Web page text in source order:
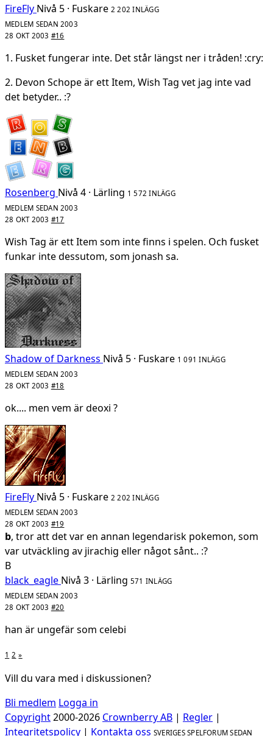
FireFly Nivå 5 · Fuskare 2 202 INLÄGG
MEDLEM SEDAN 2003
28 OKT 2003 #16
1. Fusket fungerar inte. Det står längst ner i tråden! :cry:
2. Devon Schope är ett Item, Wish Tag vet jag inte vad
det betyder.. :?
Rosenberg Nivå 4 · Lärling 1 572 INLÄGG
MEDLEM SEDAN 2003
28 OKT 2003 #17
Wish Tag är ett Item som inte finns i spelen. Och fusket
funkar inte dessutom, som jonash sa.
Shadow of Darkness Nivå 5 · Fuskare 1 091 INLÄGG
MEDLEM SEDAN 2003
28 OKT 2003 #18
ok.... men vem är deoxi ?
FireFly Nivå 5 · Fuskare 2 202 INLÄGG
MEDLEM SEDAN 2003
28 OKT 2003 #19
b, tror att det var en annan legendarisk pokemon, som
var utväckling av jirachig eller något sånt.. :?
B
black_eagle Nivå 3 · Lärling 571 INLÄGG
MEDLEM SEDAN 2003
28 OKT 2003 #20
han är ungefär som celebi
1 2 »
Vill du vara med i diskussionen?
Bli medlem Logga in
Copyright2000-2026 Crownberry AB | Regler |
Integritetspolicy | Kontakta oss SVERIGES SPELFORUM SEDAN